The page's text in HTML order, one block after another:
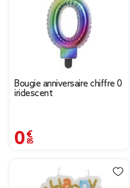
Bougie anniversaire chiffre 0
iridescent
0,85 €